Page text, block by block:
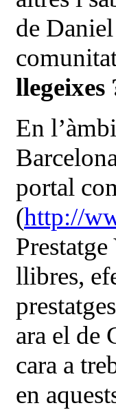
de
llegeixes
En
portal
(http://
llibres,
ara el de
cara a
en